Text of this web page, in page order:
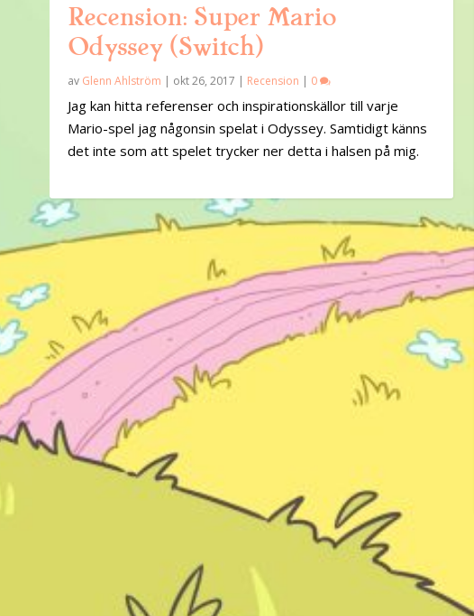
Recension: Super Mario
Odyssey (Switch)
av Glenn Ahlström | okt 26, 2017 | Recension | 0
Jag kan hitta referenser och inspirationskällor till varje
Mario-spel jag någonsin spelat i Odyssey. Samtidigt känns
det inte som att spelet trycker ner detta i halsen på mig.